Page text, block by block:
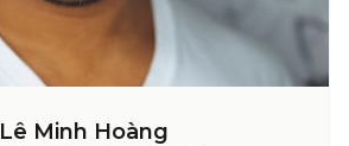
Lê Minh Hoàng